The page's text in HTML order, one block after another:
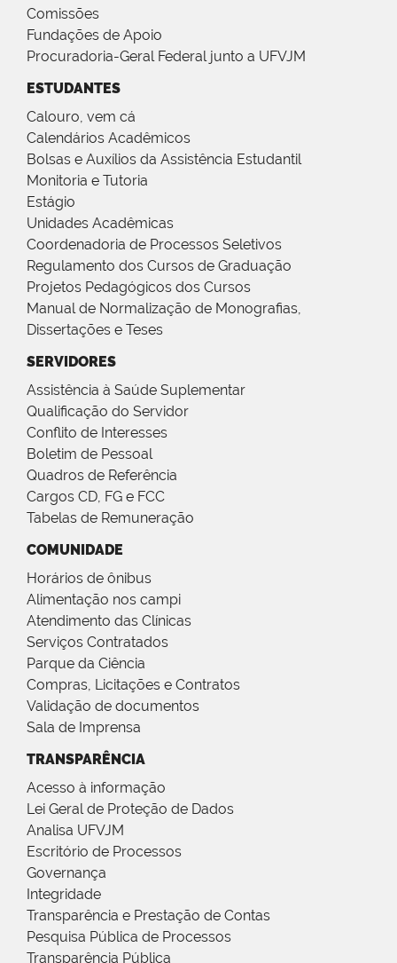
Comissões
Fundações de Apoio
Procuradoria-Geral Federal junto a UFVJM
ESTUDANTES
Calouro, vem cá
Calendários Acadêmicos
Bolsas e Auxílios da Assistência Estudantil
Monitoria e Tutoria
Estágio
Unidades Acadêmicas
Coordenadoria de Processos Seletivos
Regulamento dos Cursos de Graduação
Projetos Pedagógicos dos Cursos
Manual de Normalização de Monografias,
Dissertações e Teses
SERVIDORES
Assistência à Saúde Suplementar
Qualificação do Servidor
Conflito de Interesses
Boletim de Pessoal
Quadros de Referência
Cargos CD, FG e FCC
Tabelas de Remuneração
COMUNIDADE
Horários de ônibus
Alimentação nos campi
Atendimento das Clínicas
Serviços Contratados
Parque da Ciência
Compras, Licitações e Contratos
Validação de documentos
Sala de Imprensa
TRANSPARÊNCIA
Acesso à informação
Lei Geral de Proteção de Dados
Analisa UFVJM
Escritório de Processos
Governança
Integridade
Transparência e Prestação de Contas
Pesquisa Pública de Processos
Transparência Pública